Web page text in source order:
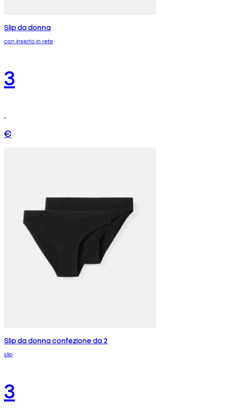
Slip da donna
con inserto in rete
3
€
Slip da donna confezione da 2
slip
3